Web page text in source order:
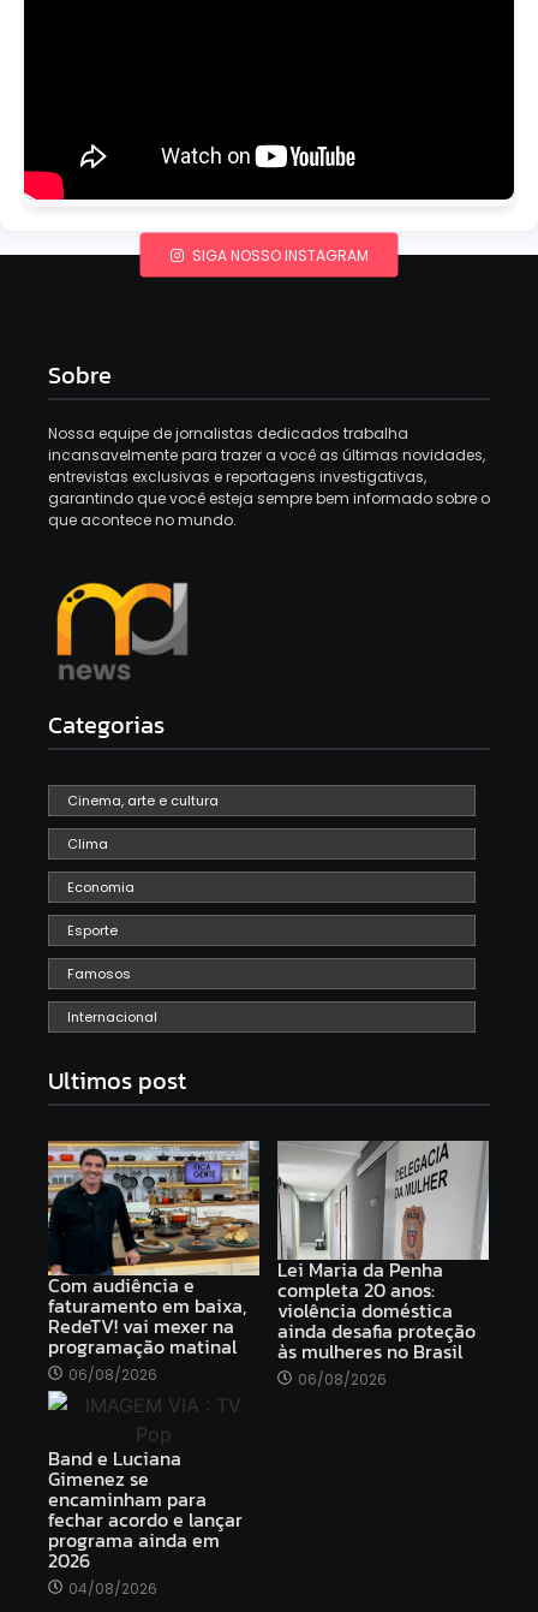
SIGA NOSSO INSTAGRAM
Sobre
Nossa equipe de jornalistas dedicados trabalha
incansavelmente para trazer a você as últimas novidades,
entrevistas exclusivas e reportagens investigativas,
garantindo que você esteja sempre bem informado sobre o
que acontece no mundo.
Categorias
Cinema, arte e cultura
Clima
Economia
Esporte
Famosos
Internacional
Ultimos post
Com audiência e
faturamento em baixa,
RedeTV! vai mexer na
programação matinal
06/08/2026
Lei Maria da Penha
completa 20 anos:
violência doméstica
ainda desafia proteção
às mulheres no Brasil
06/08/2026
Band e Luciana
Gimenez se
encaminham para
fechar acordo e lançar
programa ainda em
2026
04/08/2026